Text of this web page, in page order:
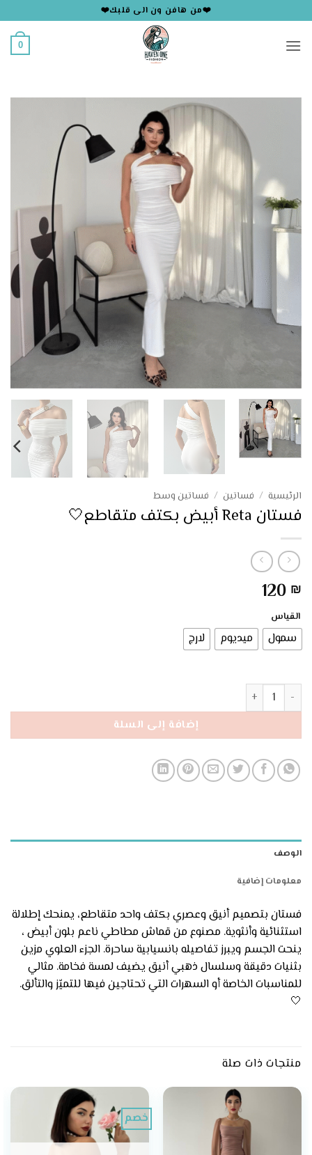
للمحتوى
❤️من هافن ون الى قلبك❤️
0
الرئيسية / فساتين / فساتين وسط
فستان Reta أبيض بكتف متقاطع🤍
120 ₪
القياس
سمول ميديوم لارج
كمية فستان Reta أبيض بكتف متقاطع🤍
إضافة إلى السلة
الوصف
معلومات إضافية
فستان بتصميم أنيق وعصري بكتف واحد متقاطع، يمنحك إطلالة
استثنائية وأنثوية. مصنوع من قماش مطاطي ناعم بلون أبيض ،
ينحت الجسم ويبرز تفاصيله بانسيابية ساحرة. الجزء العلوي مزين
بثنيات دقيقة وسلسال ذهبي أنيق يضيف لمسة فخامة. مثالي
للمناسبات الخاصة أو السهرات التي تحتاجين فيها للتميّز والتألق.
🤍
منتجات ذات صلة
خصم